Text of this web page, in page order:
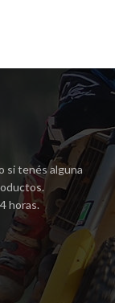
si tenés alguna
horas.